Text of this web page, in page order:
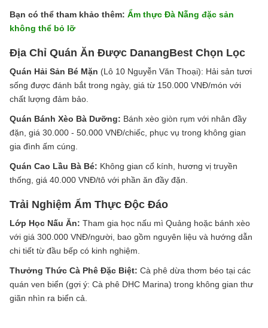
Bạn có thể tham khảo thêm:Ẩm thực Đà Nẵng đặc sản
không thể bỏ lỡ
Địa Chỉ Quán Ăn Được DanangBest Chọn Lọc
Quán Hải Sản Bé Mặn (Lô 10 Nguyễn Văn Thoại): Hải sản tươi
sống được đánh bắt trong ngày, giá từ 150.000 VNĐ/món với
chất lượng đảm bảo.
Quán Bánh Xèo Bà Dưỡng: Bánh xèo giòn rụm với nhân đầy
đặn, giá 30.000 - 50.000 VNĐ/chiếc, phục vụ trong không gian
gia đình ấm cúng.
Quán Cao Lầu Bà Bé: Không gian cổ kính, hương vị truyền
thống, giá 40.000 VNĐ/tô với phần ăn đầy đặn.
Trải Nghiệm Ẩm Thực Độc Đáo
Lớp Học Nấu Ăn: Tham gia học nấu mì Quảng hoặc bánh xèo
với giá 300.000 VNĐ/người, bao gồm nguyên liệu và hướng dẫn
chi tiết từ đầu bếp có kinh nghiệm.
Thưởng Thức Cà Phê Đặc Biệt: Cà phê dừa thơm béo tại các
quán ven biển (gợi ý: Cà phê DHC Marina) trong không gian thư
giãn nhìn ra biển cả.